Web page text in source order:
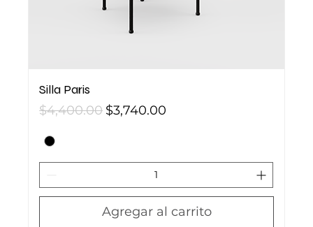
Silla Paris
Precio
$4,400.00 Precio de oferta
$3,740.00
Agregar al carrito